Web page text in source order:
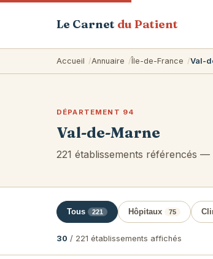
Le Carnet du Patient
Accueil Annuaire Île-de-France Val-
DÉPARTEMENT 94
Val-de-Marne
221 établissements référencés
Tous 221 Hôpitaux 75
30 / 221 établissements affichés